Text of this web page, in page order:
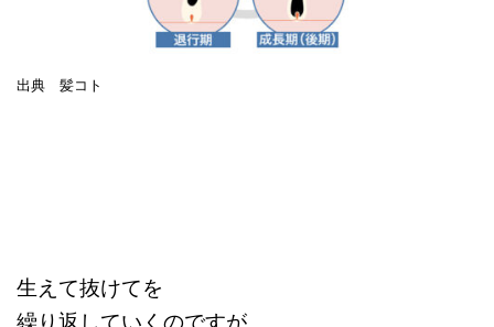
出典 髪コト
生えて抜けてを
繰り返していくのですが